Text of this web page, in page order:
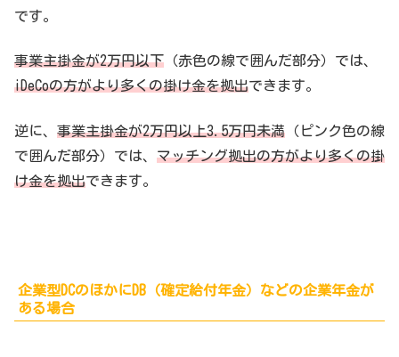
です。
事業主掛金が2万円以下 （赤色の線で囲んだ部分）では、
iDeCoの方がより多くの掛け金を拠出できます。
逆に、 事業主掛金が2万円以上3.5万円未満 （ピンク色の線
で囲んだ部分）では、 マッチング拠出の方がより多くの掛
け金を拠出できます。
企業型DCのほかにDB（確定給付年金）などの企業年金が
ある場合